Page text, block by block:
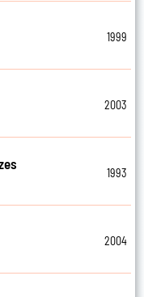
1999
2003
1993
2004